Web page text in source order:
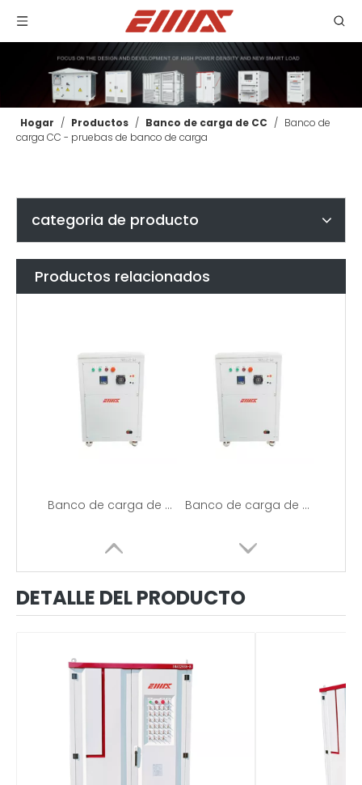
Hogar / Productos / Banco de carga de CC / Banco de
carga CC - pruebas de banco de carga
categoria de producto
Productos relacionados
Banco de carga de pila de carga de 7KW Banco de carga de pila de carga de 7KW
Banco de carga resistivo de 200 KW CA: soluciones de banco de carga
DETALLE DEL PRODUCTO